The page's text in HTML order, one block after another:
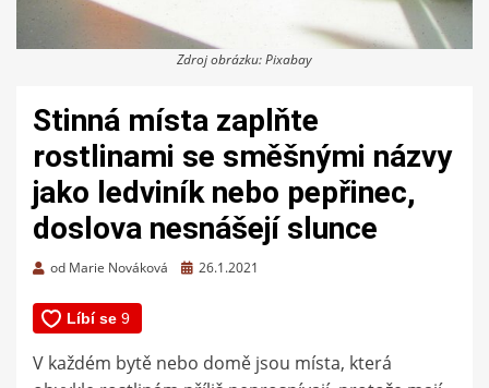
Zdroj obrázku: Pixabay
Stinná místa zaplňte
rostlinami se směšnými názvy
jako ledviník nebo pepřinec,
doslova nesnášejí slunce
od Marie Nováková
Zveřejněno
26.1.2021
V každém bytě nebo domě jsou místa, která